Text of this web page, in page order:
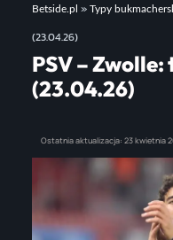
Betside.pl » Typy
(23.04.26)
PSV –
(23.04.26)
Ostatnia aktualizacja: 23 kwietnia